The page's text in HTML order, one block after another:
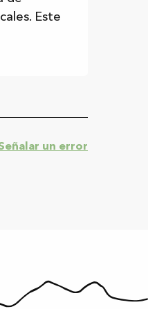
Este
un error